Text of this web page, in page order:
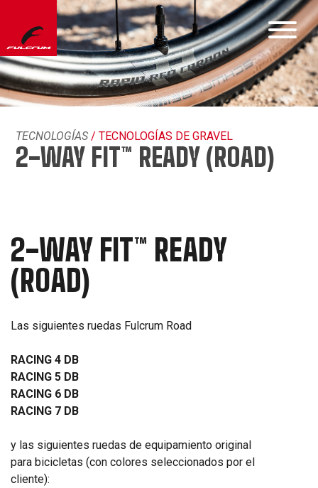
TECNOLOGÍAS / TECNOLOGÍAS DE GRAVEL
2-WAY FIT™ READY (ROAD)
2-WAY FIT™ READY
(ROAD)
Las siguientes ruedas Fulcrum Road
RACING 4 DB
RACING 5 DB
RACING 6 DB
RACING 7 DB
y las siguientes ruedas de equipamiento original
para bicicletas (con colores seleccionados por el
cliente):